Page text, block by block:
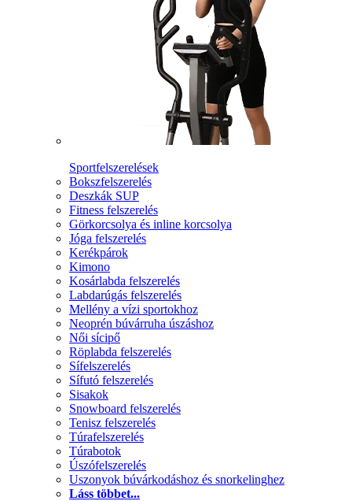
Sportfelszerelések
Bokszfelszerelés
Deszkák SUP
Fitness felszerelés
Görkorcsolya és inline korcsolya
Jóga felszerelés
Kerékpárok
Kimono
Kosárlabda felszerelés
Labdarúgás felszerelés
Mellény a vízi sportokhoz
Neoprén búvárruha úszáshoz
Női sícipő
Röplabda felszerelés
Sífelszerelés
Sífutó felszerelés
Sisakok
Snowboard felszerelés
Tenisz felszerelés
Túrafelszerelés
Túrabotok
Úszófelszerelés
Uszonyok búvárkodáshoz és snorkelinghez
Láss többet...